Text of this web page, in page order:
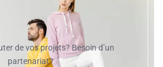
de vos projets? Besoin d’un
partenariat?